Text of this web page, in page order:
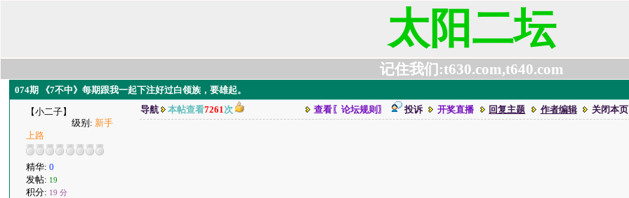
太阳二坛
记住我们:t630.com,t640.com
074期 《7不中》每期跟我一起下注好过白领族，要雄起。
【小二子】
级别: 新手
上路
精华:0
发帖: 19
积分: 19 分
导航 本帖查看7261次 查看〖论坛规则〗 投诉 开奖直播 回复主题 作者编辑 关闭本页